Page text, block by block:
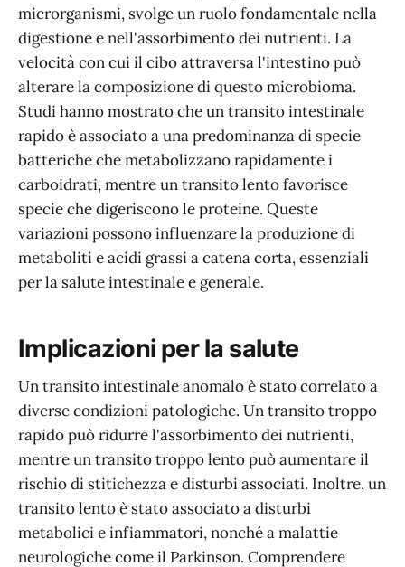
microrganismi, svolge un ruolo fondamentale nella
digestione e nell'assorbimento dei nutrienti. La
velocità con cui il cibo attraversa l'intestino può
alterare la composizione di questo microbioma.
Studi hanno mostrato che un transito intestinale
rapido è associato a una predominanza di specie
batteriche che metabolizzano rapidamente i
carboidrati, mentre un transito lento favorisce
specie che digeriscono le proteine. Queste
variazioni possono influenzare la produzione di
metaboliti e acidi grassi a catena corta, essenziali
per la salute intestinale e generale.
Implicazioni per la salute
Un transito intestinale anomalo è stato correlato a
diverse condizioni patologiche. Un transito troppo
rapido può ridurre l'assorbimento dei nutrienti,
mentre un transito troppo lento può aumentare il
rischio di stitichezza e disturbi associati. Inoltre, un
transito lento è stato associato a disturbi
metabolici e infiammatori, nonché a malattie
neurologiche come il Parkinson. Comprendere